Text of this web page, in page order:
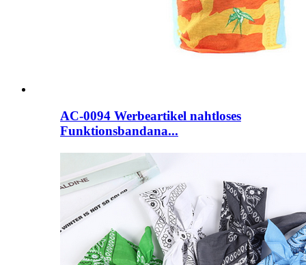
AC-0094 Werbeartikel nahtloses
Funktionsbandana...